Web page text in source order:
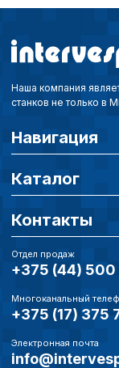
Наша компания
станков не только в
Навигация
Каталог
Контакты
Отдел продаж
+375 (44) 500
Многоканальный
+375 (17) 375
Электронная почта